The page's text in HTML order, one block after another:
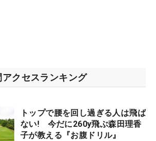
アクセスランキング
トップで腰を回し過ぎる人は飛ば
ない! 今だに260y飛ぶ森田理香
子が教える『お腹ドリル』